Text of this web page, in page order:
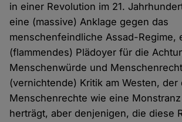
in einer Revolution im 21.
eine (massive) Anklage gegen das
menschenfeindliche Assad-Regime,
(flammendes) Plädoyer für die
Menschenwürde und
(vernichtende) Kritik am Westen, der
Menschenrechte wie eine
herträgt, aber denjenigen, die diese